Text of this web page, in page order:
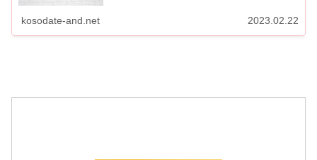
kosodate-and.net 2023.02.22